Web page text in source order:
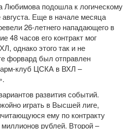
подошла к логическому
Еще в начале месяца
26-летнего нападающего в
48 часов его контракт мог
однако этого так и не
форвард был отправлен
клуб ЦСКА в ВХЛ –
развития событий.
играть в Высшей лиге,
ему по контракту
рублей. Второй –